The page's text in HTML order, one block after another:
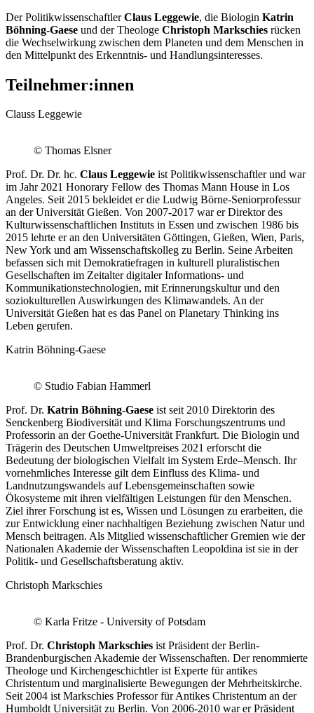
Der PolitikwissenschaftlerClaus Leggewie, die Biologin Katrin
Böhning-Gaese und der Theologe Christoph Markschies rücken
die Wechselwirkung zwischen dem Planeten und dem Menschen in
den Mittelpunkt des Erkenntnis- und Handlungsinteresses.
Teilnehmer:innen
Clauss Leggewie
© Thomas Elsner
Prof. Dr. Dr. hc. Claus Leggewie ist Politikwissenschaftler und war
im Jahr 2021 Honorary Fellow des Thomas Mann House in Los
Angeles. Seit 2015 bekleidet er die Ludwig Börne-Seniorprofessur
an der Universität Gießen. Von 2007-2017 war er Direktor des
Kulturwissenschaftlichen Instituts in Essen und zwischen 1986 bis
2015 lehrte er an den Universitäten Göttingen, Gießen, Wien, Paris,
New York und am Wissenschaftskolleg zu Berlin. Seine Arbeiten
befassen sich mit Demokratiefragen in kulturell pluralistischen
Gesellschaften im Zeitalter digitaler Informations- und
Kommunikationstechnologien, mit Erinnerungskultur und den
soziokulturellen Auswirkungen des Klimawandels. An der
Universität Gießen hat es das Panel on Planetary Thinking ins
Leben gerufen.
Katrin Böhning-Gaese
© Studio Fabian Hammerl
Prof. Dr. Katrin Böhning-Gaese ist seit 2010 Direktorin des
Senckenberg Biodiversität und Klima Forschungszentrums und
Professorin an der Goethe-Universität Frankfurt. Die Biologin und
Trägerin des Deutschen Umweltpreises 2021 erforscht die
Bedeutung der biologischen Vielfalt im System Erde–Mensch. Ihr
vornehmliches Interesse gilt dem Einfluss des Klima- und
Landnutzungswandels auf Lebensgemeinschaften sowie
Ökosysteme mit ihren vielfältigen Leistungen für den Menschen.
Ziel ihrer Forschung ist es, Wissen und Lösungen zu erarbeiten, die
zur Entwicklung einer nachhaltigen Beziehung zwischen Natur und
Mensch beitragen. Als Mitglied wissenschaftlicher Gremien wie der
Nationalen Akademie der Wissenschaften Leopoldina ist sie in der
Politik- und Gesellschaftsberatung aktiv.
Christoph Markschies
© Karla Fritze - University of Potsdam
Prof. Dr. Christoph Markschies ist Präsident der Berlin-
Brandenburgischen Akademie der Wissenschaften. Der renommierte
Theologe und Kirchengeschichtler ist Experte für antikes
Christentum und marginalisierte Bewegungen der Mehrheitskirche.
Seit 2004 ist Markschies Professor für Antikes Christentum an der
Humboldt Universität zu Berlin. Von 2006-2010 war er Präsident